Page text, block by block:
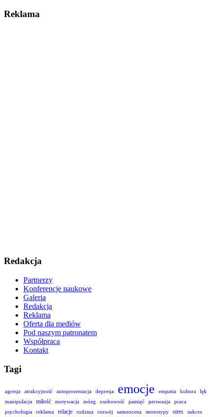
Reklama
Redakcja
Partnerzy
Konferencje naukowe
Galeria
Redakcja
Reklama
Oferta dla mediów
Pod naszym patronatem
Współpraca
Kontakt
Tagi
agresja atrakcyjność autoprezentacja depresja emocje empatia kultura
lęk
manipulacja
miłość motywacja mózg osobowość pamięć perswazja
praca
psychologia
reklama relacje rodzina rozwój samoocena stereotypy stres sukces